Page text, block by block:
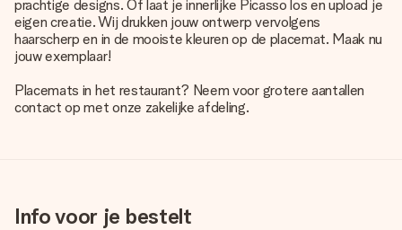
prachtige designs. Of laat je innerlijke Picasso los en upload je
eigen creatie. Wij drukken jouw ontwerp vervolgens
haarscherp en in de mooiste kleuren op de placemat. Maak nu
jouw exemplaar!
Placemats in het restaurant? Neem voor grotere aantallen
contact op met onze zakelijke afdeling.
Info voor je bestelt